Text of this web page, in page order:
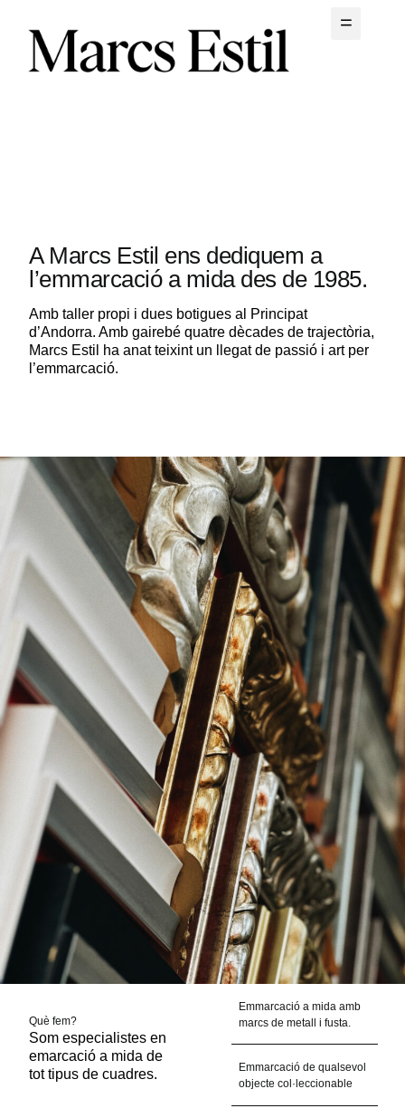
A Marcs Estil ens dediquem a
l’emmarcació a mida des de 1985.​
Amb taller propi i dues botigues al Principat
d’Andorra. Amb gairebé quatre dècades de trajectòria,
Marcs Estil ha anat teixint un llegat de passió i art per
l’emmarcació.
Què fem?​
Som especialistes en
emarcació a mida de
tot tipus de cuadres.
Emmarcació a mida amb
marcs de metall i fusta.
Emmarcació de qualsevol
objecte col·leccionable